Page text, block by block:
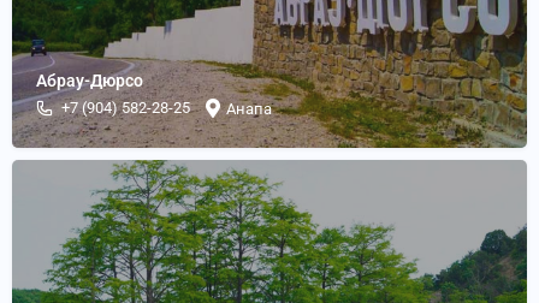
Абрау-Дюрсо
+7 (904) 582-28-25 Анапа